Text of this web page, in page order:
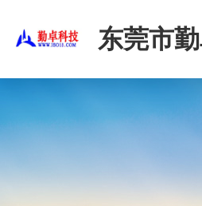
东莞市
公司